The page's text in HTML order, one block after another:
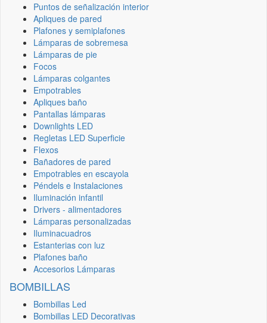
Puntos de señalización interior
Apliques de pared
Plafones y semiplafones
Lámparas de sobremesa
Lámparas de pie
Focos
Lámparas colgantes
Empotrables
Apliques baño
Pantallas lámparas
Downlights LED
Regletas LED Superficie
Flexos
Bañadores de pared
Empotrables en escayola
Péndels e Instalaciones
Iluminación infantil
Drivers - alimentadores
Lámparas personalizadas
Iluminacuadros
Estanterias con luz
Plafones baño
Accesorios Lámparas
BOMBILLAS
Bombillas Led
Bombillas LED Decorativas